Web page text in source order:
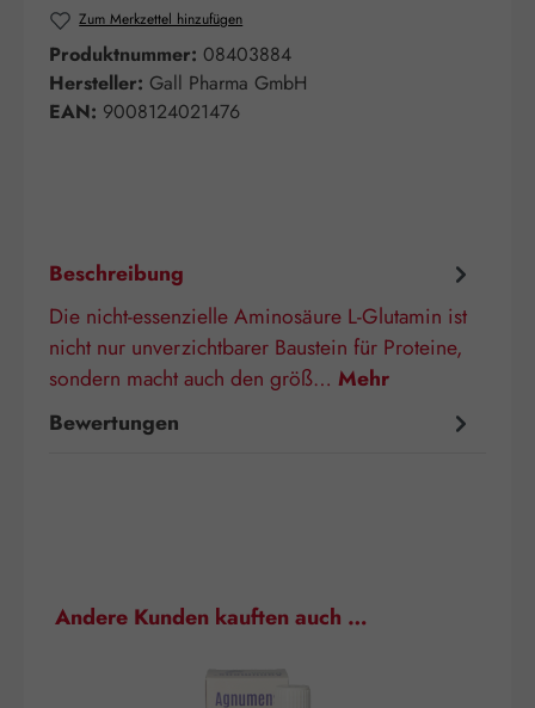
Zum Merkzettel hinzufügen
Produktnummer: 08403884
Hersteller: Gall Pharma GmbH
EAN: 9008124021476
Beschreibung
Die nicht-essenzielle Aminosäure L-Glutamin ist
nicht nur unverzichtbarer Baustein für Proteine,
sondern macht auch den größ… Mehr
Bewertungen
Produktgalerie überspringen
Andere Kunden kauften auch …